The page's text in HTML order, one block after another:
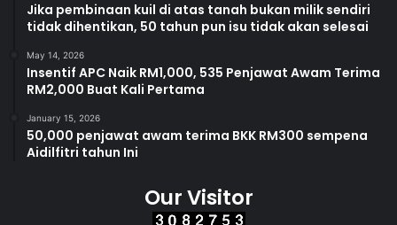
Jika pembinaan kuil di atas tanah bukan milik sendiri
tidak dihentikan, 50 tahun pun isu tidak akan selesai
May 14, 2026
Insentif APC Naik RM1,000, 535 Penjawat Awam Terima
RM2,000 Buat Kali Pertama
January 15, 2026
50,000 penjawat awam terima BKK RM300 sempena
Aidilfitri tahun Ini
Our Visitor